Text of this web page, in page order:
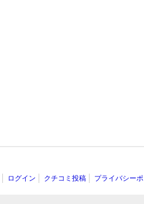
ログイン クチコミ投稿 プライバシー